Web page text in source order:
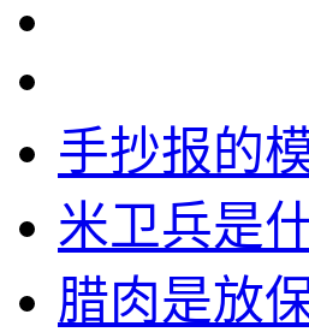
手抄报的
米卫兵是
腊肉是放